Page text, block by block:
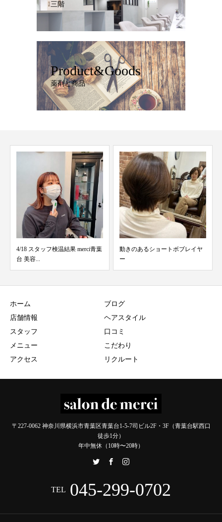
三階
Product&Goods
薬剤と商品
動きのあるショートボブレイヤ
ー
6stepトリートメント
ホーム
店舗情報
スタッフ
メニュー
アクセス
ブログ
ヘアスタイル
口コミ
こだわり
リクルート
〒227-0062 神奈川県横浜市青葉区青葉台1-5-7司ビル2F・3F（青葉台駅西口
徒歩1分）
年中無休（10時〜20時）
TEL 045-299-0702